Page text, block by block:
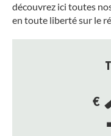
découvrez ici toutes
en toute liberté sur le
€